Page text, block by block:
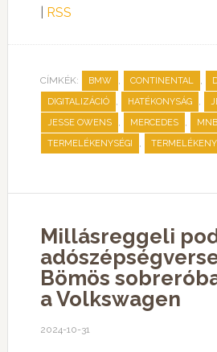
RSS
CÍMKÉK: BMW , CONTINENTAL ,
DIGITALIZÁCIÓ , HATÉKONYSÁG ,
JESSE OWENS , MERCEDES , MNB
TERMELÉKENYSÉGI ,
Millásreggeli
Bömös
a Volkswagen
2024-10-31